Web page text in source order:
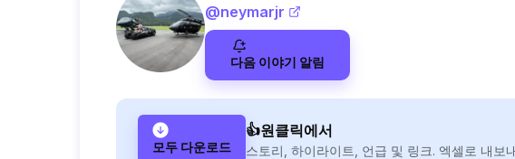
@neymarjr
다음 이야기 알림
모두 다운로드
👍원클릭에서
스토리, 하이라이트, 언급 및 링크. 엑셀로 내보